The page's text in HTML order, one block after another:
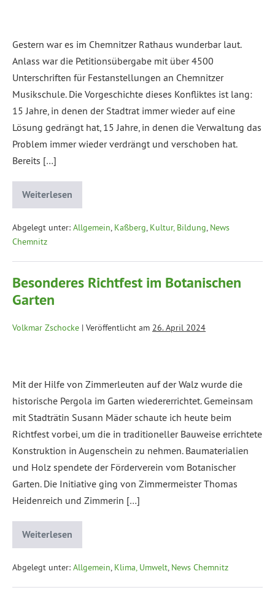
Gestern war es im Chemnitzer Rathaus wunderbar laut.
Anlass war die Petitionsübergabe mit über 4500
Unterschriften für Festanstellungen an Chemnitzer
Musikschule. Die Vorgeschichte dieses Konfliktes ist lang:
15 Jahre, in denen der Stadtrat immer wieder auf eine
Lösung gedrängt hat, 15 Jahre, in denen die Verwaltung das
Problem immer wieder verdrängt und verschoben hat.
Bereits […]
Weiterlesen
Abgelegt unter: Allgemein, Kaßberg, Kultur, Bildung, News
Chemnitz
Besonderes Richtfest im Botanischen
Garten
Volkmar Zschocke | Veröffentlicht am 26. April 2024
Mit der Hilfe von Zimmerleuten auf der Walz wurde die
historische Pergola im Garten wiedererrichtet. Gemeinsam
mit Stadträtin Susann Mäder schaute ich heute beim
Richtfest vorbei, um die in traditioneller Bauweise errichtete
Konstruktion in Augenschein zu nehmen. Baumaterialien
und Holz spendete der Förderverein vom Botanischer
Garten. Die Initiative ging von Zimmermeister Thomas
Heidenreich und Zimmerin […]
Weiterlesen
Abgelegt unter: Allgemein, Klima, Umwelt, News Chemnitz